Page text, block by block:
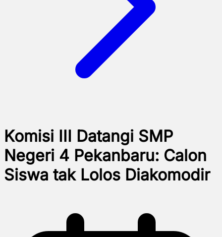
Komisi III Datangi SMP
Negeri 4 Pekanbaru: Calon
Siswa tak Lolos Diakomodir